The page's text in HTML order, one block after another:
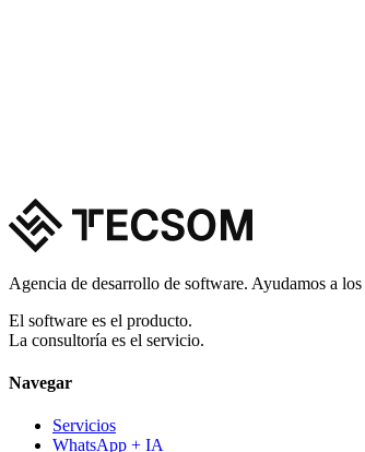
Agencia de desarrollo de software. Ayudamos a
El software es el producto.
La consultoría es el servicio.
Navegar
Servicios
WhatsApp + IA